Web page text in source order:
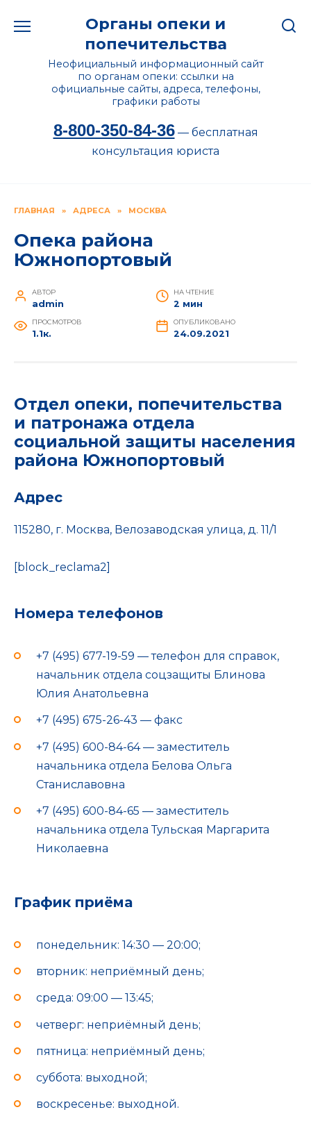
Органы опеки и
попечительства
Неофициальный информационный сайт
по органам опеки: ссылки на
официальные сайты, адреса, телефоны,
графики работы
8-800-350-84-36— бесплатная
консультация юриста
ГЛАВНАЯ » АДРЕСА » МОСКВА
Опека района
Южнопортовый
АВТОР
admin
НА ЧТЕНИЕ
2 мин
ПРОСМОТРОВ
1.1к.
ОПУБЛИКОВАНО
24.09.2021
Отдел опеки, попечительства
и патронажа отдела
социальной защиты населения
района Южнопортовый
Адрес
115280, г. Москва, Велозаводская улица, д. 11/1
[block_reclama2]
Номера телефонов
+7 (495) 677-19-59 — телефон для справок,
начальник отдела соцзащиты Блинова
Юлия Анатольевна
+7 (495) 675-26-43 — факс
+7 (495) 600-84-64 — заместитель
начальника отдела Белова Ольга
Станиславовна
+7 (495) 600-84-65 — заместитель
начальника отдела Тульская Маргарита
Николаевна
График приёма
понедельник: 14:30 — 20:00;
вторник: неприёмный день;
среда: 09:00 — 13:45;
четверг: неприёмный день;
пятница: неприёмный день;
суббота: выходной;
воскресенье: выходной.